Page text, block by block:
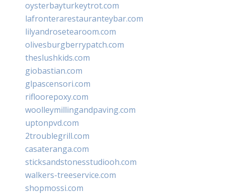
oysterbayturkeytrot.com
lafronterarestauranteybar.com
lilyandrosetearoom.com
olivesburgberrypatch.com
theslushkids.com
giobastian.com
glpascensori.com
rifloorepoxy.com
woolleymillingandpaving.com
uptonpvd.com
2troublegrill.com
casateranga.com
sticksandstonesstudiooh.com
walkers-treeservice.com
shopmossi.com